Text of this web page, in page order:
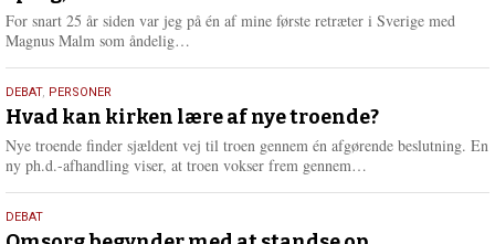
For snart 25 år siden var jeg på én af mine første retræter i Sverige med
Magnus Malm som åndelig…
e
r
e
25.
juli
2026
DEBAT, PERSONER
Hvad kan kirken lære af nye troende?
Nye troende finder sjældent vej til troen gennem én afgørende beslutning. En
ny ph.d.-afhandling viser, at troen vokser frem gennem…
9.
DEBAT